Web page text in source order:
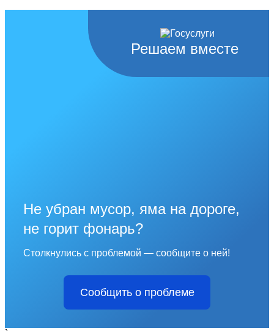
Решаем вместе
Не убран мусор, яма на дороге,
не горит фонарь?
Столкнулись с проблемой — сообщите о ней!
Сообщить о проблеме